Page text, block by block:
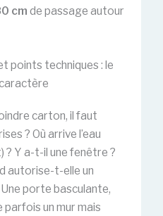
cm de passage autour
points techniques : le
carton, il faut
? Où arrive l’eau
? Y a-t-il une fenêtre ?
autorise-t-elle un
porte basculante,
parfois un mur mais